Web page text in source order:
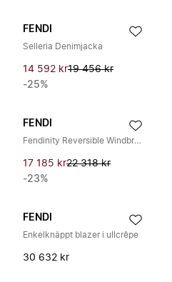
FENDI
Selleria Denimjacka
14 592 kr19 456 kr
-25%
FENDI
Fendinity Reversible Windbreaker
17 185 kr22 318 kr
-23%
FENDI
Enkelknäppt blazer i ullcrêpe
30 632 kr